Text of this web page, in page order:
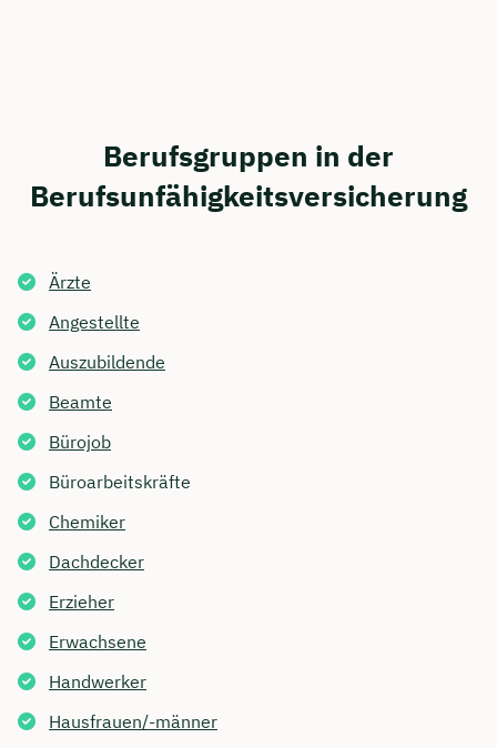
Berufsgruppen in der
Berufsunfähigkeits­versicherung
Ärzte
Angestellte
Auszubildende
Beamte
Bürojob
Büroarbeitskräfte
Chemiker
Dachdecker
Erzieher
Erwachsene
Handwerker
Hausfrauen/-männer